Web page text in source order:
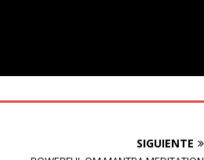
SIGUIENTE